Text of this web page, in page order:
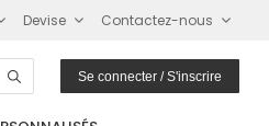
Devise Contactez-nous
Se connecter / S'inscrire